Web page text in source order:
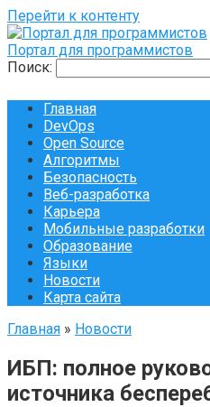
Перейти к контенту
Портал для программистов
Поиск:
Главная
DevOps
Open Source
Алгоритмы
Безопасность
Веб-разработка
Карьера
Мобильные разработки
Образование
Языки
Новости
Карта сайта
Главная » Новости
ИБП: полное
источника